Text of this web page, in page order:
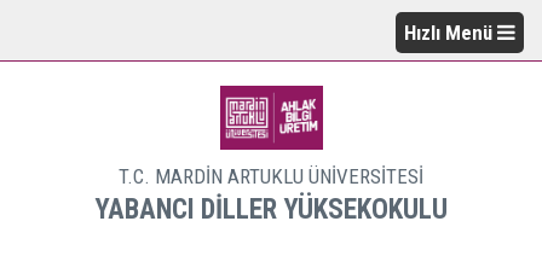
Hızlı Menü
T.C. MARDİN ARTUKLU ÜNİVERSİTESİ
YABANCI DİLLER YÜKSEKOKULU